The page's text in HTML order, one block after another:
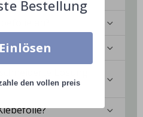
an?
Lösung
Bestellung
den vollen preis